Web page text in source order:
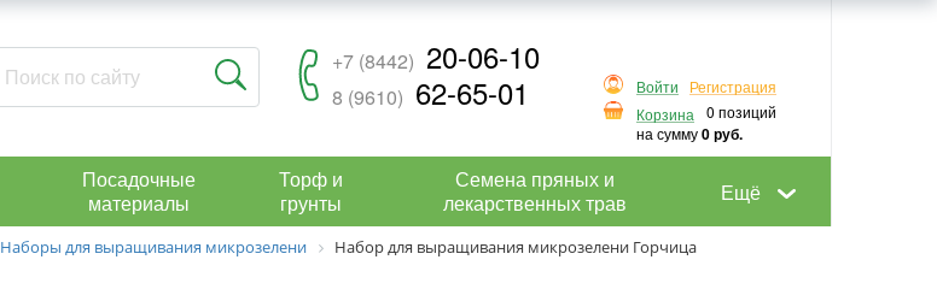
+7 (8442) 20-06-10
8 (9610) 62-65-01 Войти
Регистрация
Корзина
0 позиций
на сумму0 руб.
Посадочные
материалы
Торф и
грунты
Семена пряных и
лекарственных трав
Ещё
Наборы для выращивания микрозелени Набор для выращивания микрозелени Горчица